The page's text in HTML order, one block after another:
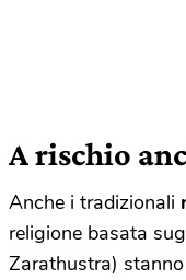
A rischio
Anche i tradizionali
religione basata
Zarathustra)